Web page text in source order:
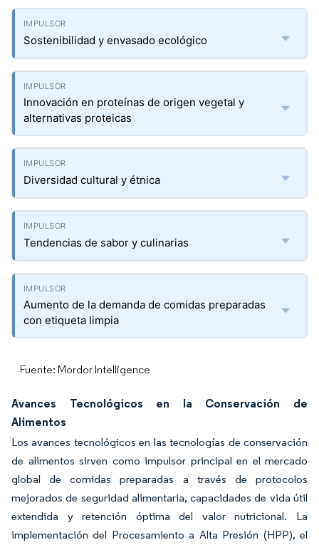
Sostenibilidad y envasado ecológico
Innovación en proteínas de origen vegetal y
alternativas proteicas
Diversidad cultural y étnica
Tendencias de sabor y culinarias
Aumento de la demanda de comidas preparadas
con etiqueta limpia
Fuente: Mordor Intelligence
Avances Tecnológicos en la Conservación de
Alimentos
Los avances tecnológicos en las tecnologías de conservación
de alimentos sirven como impulsor principal en el mercado
global de comidas preparadas a través de protocolos
mejorados de seguridad alimentaria, capacidades de vida útil
extendida y retención óptima del valor nutricional. La
implementación del Procesamiento a Alta Presión (HPP), el